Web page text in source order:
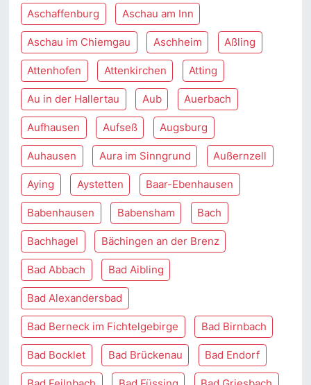
Aschaffenburg Aschau am Inn
Aschau im Chiemgau Aschheim Aßling
Attenhofen Attenkirchen Atting
Au in der Hallertau Aub Auerbach
Aufhausen Aufseß Augsburg
Auhausen Aura im Sinngrund Außernzell
Aying Aystetten Baar-Ebenhausen
Babenhausen Babensham Bach
Bachhagel Bächingen an der Brenz
Bad Abbach Bad Aibling
Bad Alexandersbad
Bad Berneck im Fichtelgebirge Bad Birnbach
Bad Bocklet Bad Brückenau Bad Endorf